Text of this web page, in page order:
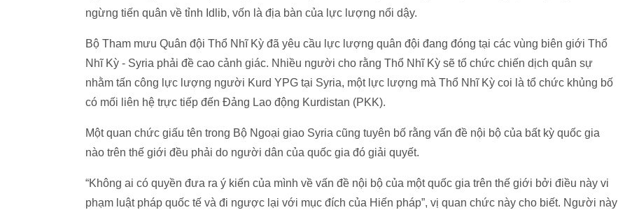
ngừng tiến quân về tỉnh Idlib, vốn là địa bàn của lực lượng nổi dậy.
Bộ Tham mưu Quân đội Thổ Nhĩ Kỳ đã yêu cầu lực lượng quân đội đang đóng tại các vùng biên giới Thổ
Nhĩ Kỳ - Syria phải đề cao cảnh giác. Nhiều người cho rằng Thổ Nhĩ Kỳ sẽ tổ chức chiến dịch quân sự
nhằm tấn công lực lượng người Kurd YPG tại Syria, một lực lượng mà Thổ Nhĩ Kỳ coi là tổ chức khủng bố
có mối liên hệ trực tiếp đến Đảng Lao động Kurdistan (PKK).
Một quan chức giấu tên trong Bộ Ngoại giao Syria cũng tuyên bố rằng vấn đề nội bộ của bất kỳ quốc gia
nào trên thế giới đều phải do người dân của quốc gia đó giải quyết.
“Không ai có quyền đưa ra ý kiến của mình về vấn đề nội bộ của một quốc gia trên thế giới bởi điều này vi
phạm luật pháp quốc tế và đi ngược lại với mục đích của Hiến pháp”, vị quan chức này cho biết. Người này